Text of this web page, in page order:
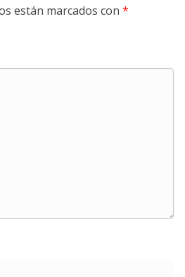
están marcados con *